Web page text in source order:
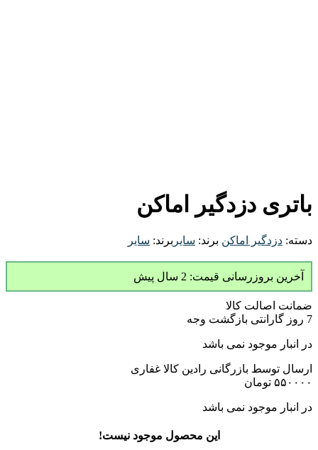
باتری دزدگیر اماکن
دسته: دزدگیر اماکن برند: سایر برند: سایر
آخرین بروزرسانی قیمت: 2 سال پیش
ضمانت اصالت کالا
7 روز گارانتی بازگشت وجه
در انبار موجود نمی باشد
ارسال توسط بازرگانی رادین کالا غفاری
۵۵۰۰۰۰ تومان
در انبار موجود نمی باشد
این محصول موجود نیست!